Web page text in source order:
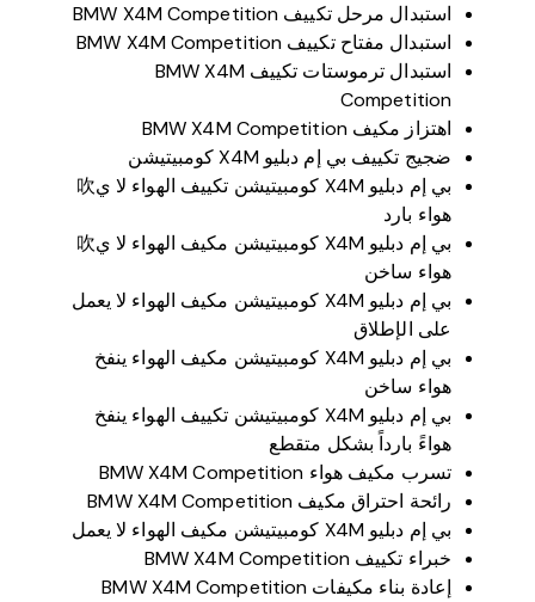
استبدال مرحل تكييف BMW X4M Competition
استبدال مفتاح تكييف BMW X4M Competition
استبدال ترموستات تكييف BMW X4M
Competition
اهتزاز مكيف BMW X4M Competition
ضجيج تكييف بي إم دبليو X4M كومبيتيشن
بي إم دبليو X4M كومبيتيشن تكييف الهواء لا ي吹
هواء بارد
بي إم دبليو X4M كومبيتيشن مكيف الهواء لا ي吹
هواء ساخن
بي إم دبليو X4M كومبيتيشن مكيف الهواء لا يعمل
على الإطلاق
بي إم دبليو X4M كومبيتيشن مكيف الهواء ينفخ
هواء ساخن
بي إم دبليو X4M كومبيتيشن تكييف الهواء ينفخ
هواءً بارداً بشكل متقطع
تسرب مكيف هواء BMW X4M Competition
رائحة احتراق مكيف BMW X4M Competition
بي إم دبليو X4M كومبيتيشن مكيف الهواء لا يعمل
خبراء تكييف BMW X4M Competition
إعادة بناء مكيفات BMW X4M Competition